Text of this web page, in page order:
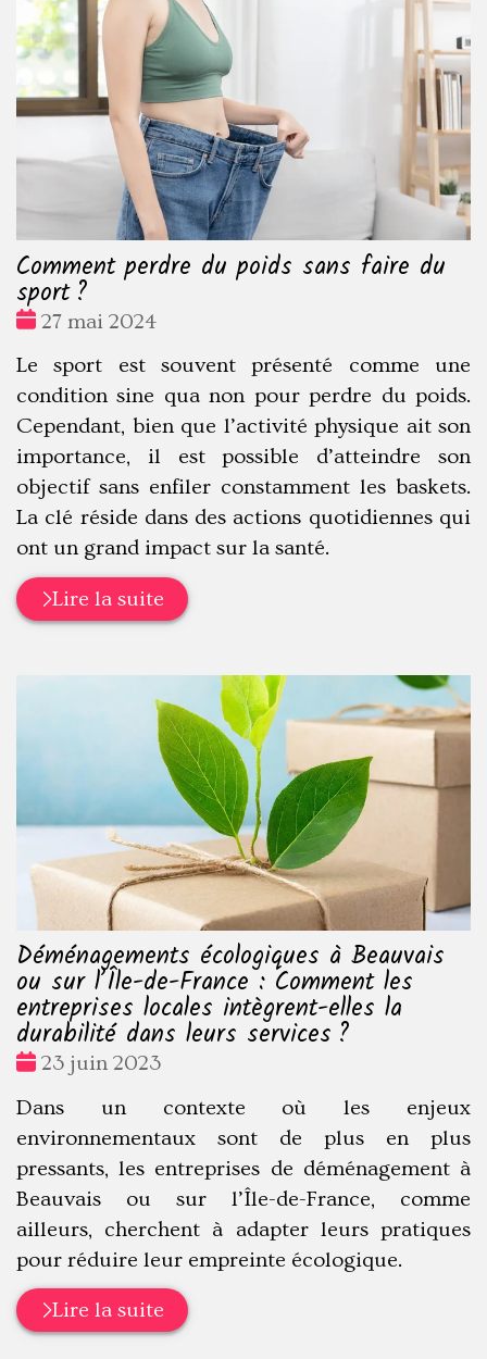
Comment perdre du poids sans faire du
sport ?
Date
27 mai 2024
Le sport est souvent présenté comme une
condition sine qua non pour perdre du poids.
Cependant, bien que l’activité physique ait son
importance, il est possible d’atteindre son
objectif sans enfiler constamment les baskets.
La clé réside dans des actions quotidiennes qui
ont un grand impact sur la santé.
Lire la suite
Déménagements écologiques à Beauvais
ou sur l’Île-de-France : Comment les
entreprises locales intègrent-elles la
durabilité dans leurs services ?
Date
23 juin 2023
Dans un contexte où les enjeux
environnementaux sont de plus en plus
pressants, les entreprises de déménagement à
Beauvais ou sur l’Île-de-France, comme
ailleurs, cherchent à adapter leurs pratiques
pour réduire leur empreinte écologique.
Lire la suite